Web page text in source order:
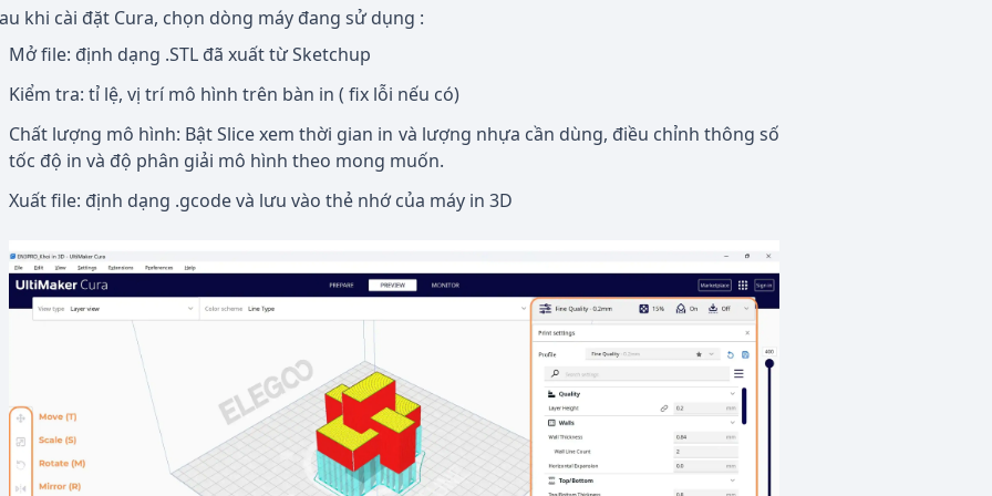
khi cài đặt Cura, chọn dòng máy đang sử dụng :
Mở file: định dạng .STL đã xuất từ Sketchup
Kiểm tra: tỉ lệ, vị trí mô hình trên bàn in ( fix lỗi nếu có)
Chất lượng mô hình: Bật Slice xem thời gian in và lượng nhựa cần dùng, điều chỉnh thông số
tốc độ in và độ phân giải mô hình theo mong muốn.
Xuất file: định dạng .gcode và lưu vào thẻ nhớ của máy in 3D